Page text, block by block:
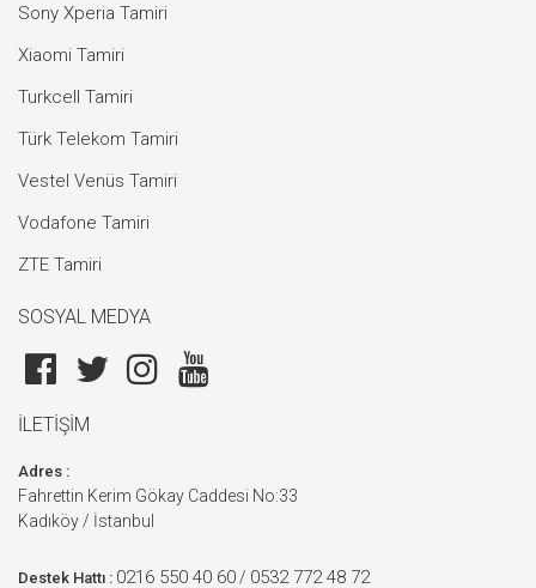
Sony Xperia Tamiri
Xiaomi Tamiri
Turkcell Tamiri
Türk Telekom Tamiri
Vestel Venüs Tamiri
Vodafone Tamiri
ZTE Tamiri
SOSYAL MEDYA
İLETİŞİM
Adres :
Fahrettin Kerim Gökay Caddesi No:33
Kadıköy / İstanbul
Destek Hattı : 0216 550 40 60 / 0532 772 48 72